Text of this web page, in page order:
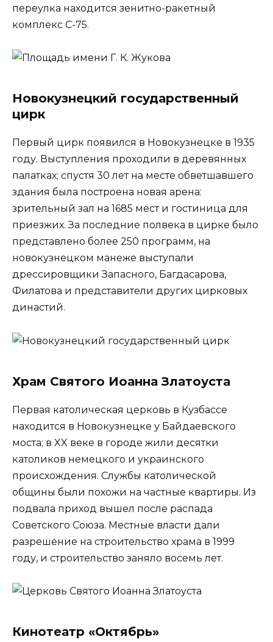
переулка находится зенитно-ракетный
комплекс С-75.
Новокузнецкий государственный
цирк
Первый цирк появился в Новокузнецке в 1935
году. Выступления проходили в деревянных
палатках; спустя 30 лет на месте обветшавшего
здания была построена новая арена:
зрительный зал на 1685 мест и гостиница для
приезжих. За последние полвека в цирке было
представлено более 250 программ, на
новокузнецком манеже выступали
дрессировщики Запасного, Багдасарова,
Филатова и представители других цирковых
династий.
Храм Святого Иоанна Златоуста
Первая католическая церковь в Кузбассе
находится в Новокузнецке у Байдаевского
моста; в XX веке в городе жили десятки
католиков немецкого и украинского
происхождения. Службы католической
общины были похожи на частные квартиры. Из
подвала приход вышел после распада
Советского Союза. Местные власти дали
разрешение на строительство храма в 1999
году, и строительство заняло восемь лет.
Кинотеатр «Октябрь»